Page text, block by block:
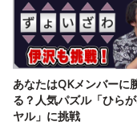
あなたはQKメンバーに
る？人気パズル「ひら
ヤル」に挑戦